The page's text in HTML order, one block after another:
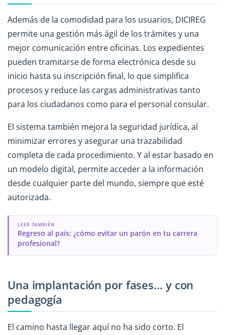
Además de la comodidad para los usuarios, DICIREG
permite una gestión más ágil de los trámites y una
mejor comunicación entre oficinas. Los expedientes
pueden tramitarse de forma electrónica desde su
inicio hasta su inscripción final, lo que simplifica
procesos y reduce las cargas administrativas tanto
para los ciudadanos como para el personal consular.
El sistema también mejora la seguridad jurídica, al
minimizar errores y asegurar una trazabilidad
completa de cada procedimiento. Y al estar basado en
un modelo digital, permite acceder a la información
desde cualquier parte del mundo, siempre que esté
autorizada.
LEER TAMBIÉN
Regreso al país: ¿cómo evitar un parón en tu carrera
profesional?
Una implantación por fases… y con
pedagogía
El camino hasta llegar aquí no ha sido corto. El